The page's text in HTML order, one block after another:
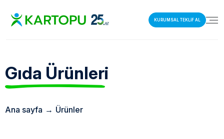
KURUMSAL TEKLİF AL
Gıda Ürünleri
Ana sayfa → Ürünler